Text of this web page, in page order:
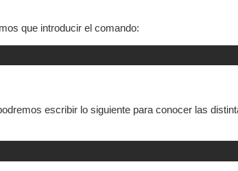
que introducir el comando:
escribir lo siguiente para conocer las